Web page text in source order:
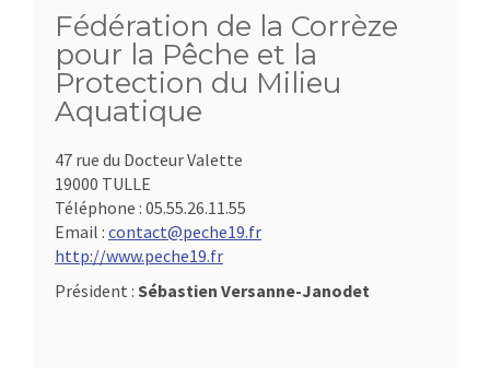
Fédération de la Corrèze
pour la Pêche et la
Protection du Milieu
Aquatique
47 rue du Docteur Valette
19000 TULLE
Téléphone : 05.55.26.11.55
Email : contact@peche19.fr
http://www.peche19.fr
Président : Sébastien Versanne-Janodet